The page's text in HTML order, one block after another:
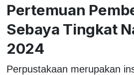
Pertemuan
Sebaya Tingkat
2024
Perpustakaan merupakan